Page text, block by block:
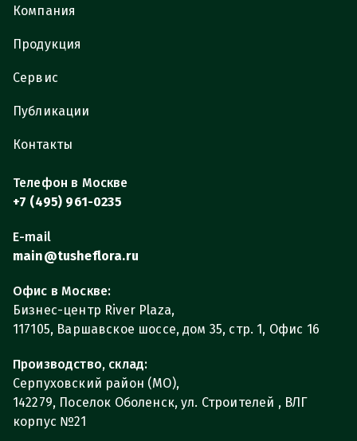
Компания
Продукция
Сервис
Публикации
Контакты
Телефон в Москве
+7 (495) 961-0235
E-mail
main@tusheflora.ru
Офис в Москве:
Бизнес-центр River Plaza,
117105, Варшавское шоссе, дом 35, стр. 1, Офис 16
Производство, склад:
Серпуховский район (МО),
142279, Поселок Оболенск, ул. Строителей , ВЛГ
корпус №21